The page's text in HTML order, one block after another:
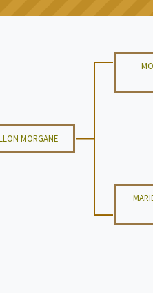
MORGANE